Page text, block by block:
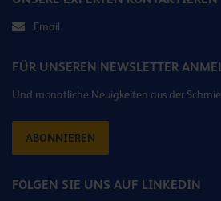
Email
FÜR UNSEREN NEWSLETTER
Und monatliche Neuigkeiten aus der
ABONNIEREN
FOLGEN SIE UNS AUF LINKEDIN